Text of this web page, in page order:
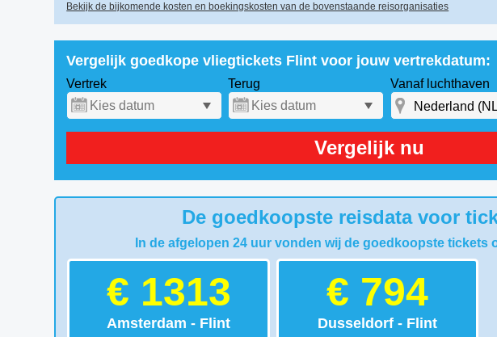
Bekijk de bijkomende kosten en boekingskosten van de bovenstaande reisorganisaties
Vergelijk goedkope vliegtickets Flint voor jouw vertrekdatum:
Vertrek Terug Vanaf luchthaven
Vergelijk nu
De goedkoopste reisdata voor
In de afgelopen 24 uur vonden wij de goedkoopste tickets
€ 1313
Amsterdam - Flint
€ 794
Dusseldorf - Flint